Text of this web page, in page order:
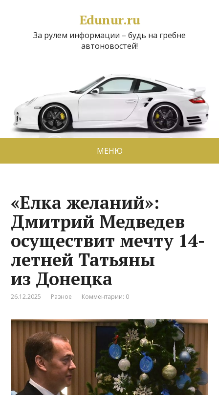
Edunur.ru
За рулем информации – будь на гребне
автоновостей!
МЕНЮ
«Елка желаний»:
Дмитрий Медведев
осуществит мечту 14-
летней Татьяны
из Донецка
26.12.2025 Разное Комментарии: 0